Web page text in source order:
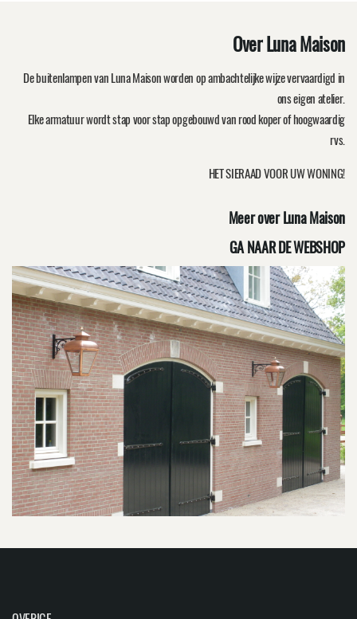
Over Luna Maison
De buitenlampen van Luna Maison worden op ambachtelijke wijze vervaardigd in
ons eigen atelier.
Elke armatuur wordt stap voor stap opgebouwd van rood koper of hoogwaardig
rvs.
HET SIERAAD VOOR UW WONING!
Meer over Luna Maison
GA NAAR DE WEBSHOP